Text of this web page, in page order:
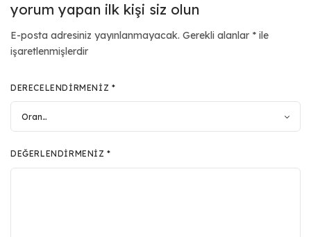
yorum yapan ilk kişi siz olun
E-posta adresiniz yayınlanmayacak. Gerekli alanlar * ile
işaretlenmişlerdir
DERECELENDIRMENIZ *
DEĞERLENDIRMENIZ*